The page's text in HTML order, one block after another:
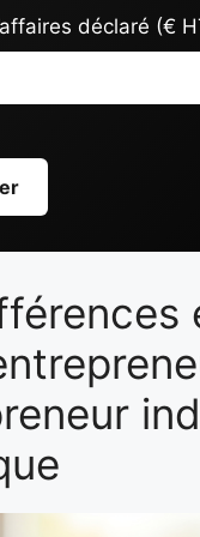
déclaré (€